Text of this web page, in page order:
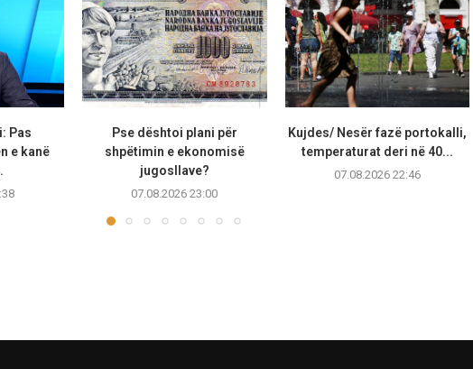
Pas
e kanë
Pse dështoi plani për
shpëtimin e ekonomisë
jugosllave?
07.08.2026 23:00
Kujdes/ Nesër fazë portokalli,
temperaturat deri në 40...
07.08.2026 22:46